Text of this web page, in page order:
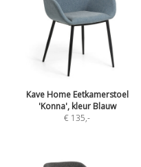
Kave Home Eetkamerstoel
'Konna', kleur Blauw
€ 135,-